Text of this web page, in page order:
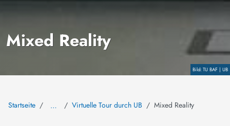
CopyrightTU BAF | UB
Mixed Reality
Startseite … Virtuelle Tour durch UB Mixed Reality